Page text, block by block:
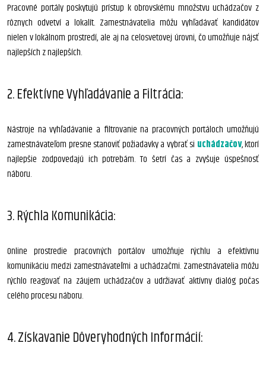
Pracovné portály poskytujú prístup k obrovskému množstvu uchádzačov z
rôznych odvetví a lokalít. Zamestnávatelia môžu vyhľadávať kandidátov
nielen v lokálnom prostredí, ale aj na celosvetovej úrovni, čo umožňuje nájsť
najlepších z najlepších.
2. Efektívne Vyhľadávanie a Filtrácia:
Nástroje na vyhľadávanie a filtrovanie na pracovných portáloch umožňujú
zamestnávateľom presne stanoviť požiadavky a vybrať si uchádzačov, ktorí
najlepšie zodpovedajú ich potrebám. To šetrí čas a zvyšuje úspešnosť
náboru.
3. Rýchla Komunikácia:
Online prostredie pracovných portálov umožňuje rýchlu a efektívnu
komunikáciu medzi zamestnávateľmi a uchádzačmi. Zamestnávatelia môžu
rýchlo reagovať na záujem uchádzačov a udržiavať aktívny dialóg počas
celého procesu náboru.
4. Získavanie Dôveryhodných Informácií: